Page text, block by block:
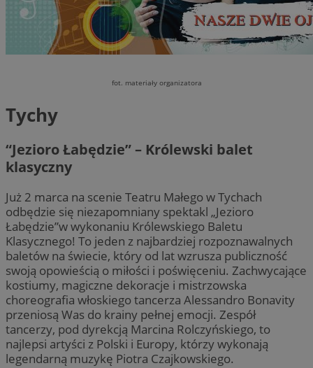
fot. materiały organizatora
Tychy
“Jezioro Łabędzie” – Królewski balet
klasyczny
Już 2 marca na scenie Teatru Małego w Tychach
odbędzie się niezapomniany spektakl „Jezioro
Łabędzie”w wykonaniu Królewskiego Baletu
Klasycznego! To jeden z najbardziej rozpoznawalnych
baletów na świecie, który od lat wzrusza publiczność
swoją opowieścią o miłości i poświęceniu. Zachwycające
kostiumy, magiczne dekoracje i mistrzowska
choreografia włoskiego tancerza Alessandro Bonavity
przeniosą Was do krainy pełnej emocji. Zespół
tancerzy, pod dyrekcją Marcina Rolczyńskiego, to
najlepsi artyści z Polski i Europy, którzy wykonają
legendarną muzykę Piotra Czajkowskiego.